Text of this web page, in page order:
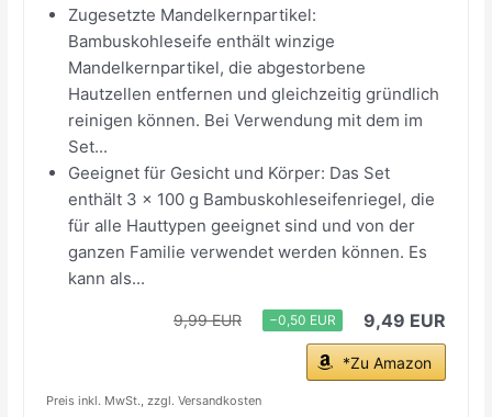
Zugesetzte Mandelkernpartikel:
Bambuskohleseife enthält winzige
Mandelkernpartikel, die abgestorbene
Hautzellen entfernen und gleichzeitig gründlich
reinigen können. Bei Verwendung mit dem im
Set...
Geeignet für Gesicht und Körper: Das Set
enthält 3 x 100 g Bambuskohleseifenriegel, die
für alle Hauttypen geeignet sind und von der
ganzen Familie verwendet werden können. Es
kann als...
9,99 EUR −0,50 EUR 9,49 EUR
*Zu Amazon
Preis inkl. MwSt., zzgl. Versandkosten